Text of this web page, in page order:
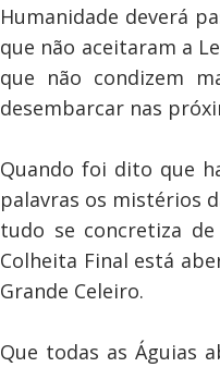
Humanidade deverá
que não aceitaram a
que não condizem
desembarcar nas
Quando foi dito que
palavras os mistérios
tudo se concretiza
Colheita Final está
Grande Celeiro.
Que todas as Águias